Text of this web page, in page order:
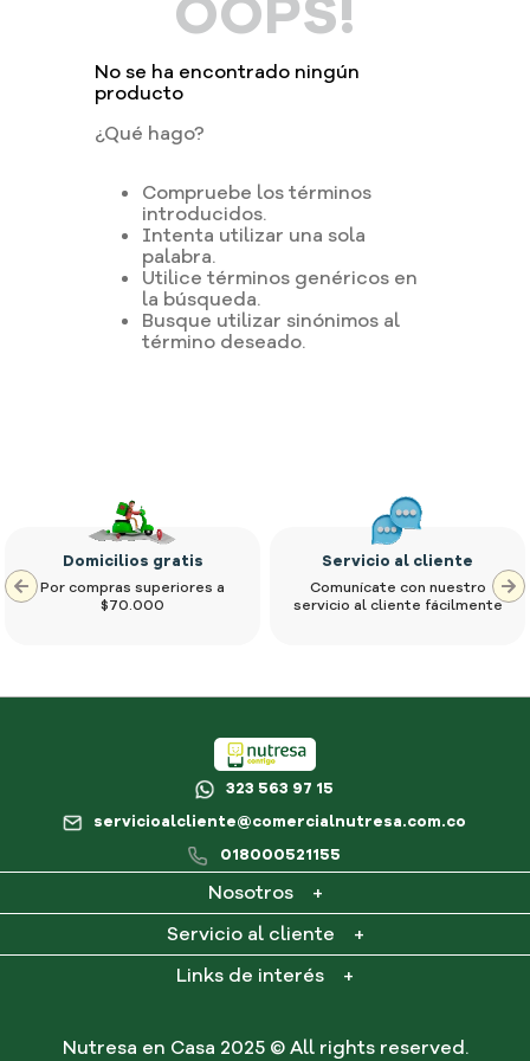
No se ha encontrado ningún
producto
¿Qué hago?
Compruebe los términos
introducidos.
Intenta utilizar una sola
palabra.
Utilice términos genéricos en
la búsqueda.
Busque utilizar sinónimos al
término deseado.
Domicilios gratis
Por compras superiores a
$70.000
Servicio al cliente
Comunícate con nuestro
servicio al cliente fácilmente
323 563 97 15
servicioalcliente@comercialnutresa.com.co
018000521155
Nosotros
+
¿Qué es Nutresa en casa?
Contacto
Servicio al cliente
+
Mi cuenta
Links de interés
+
Términos y condiciones
Nutresa en Casa 2025 © All rights reserved.